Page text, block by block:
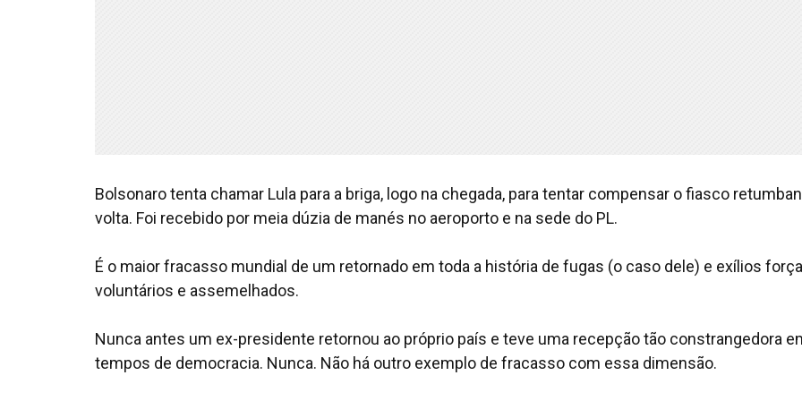
Bolsonaro tenta chamar Lula para a briga, logo na chegada, para tentar compensar o fiasco
volta. Foi recebido por meia dúzia de manés no aeroporto e na sede do PL.
É o maior fracasso mundial de um retornado em toda a história de fugas (o caso dele) e exílios
voluntários e assemelhados.
Nunca antes um ex-presidente retornou ao próprio país e teve uma recepção tão constrangedora
tempos de democracia. Nunca. Não há outro exemplo de fracasso com essa dimensão.